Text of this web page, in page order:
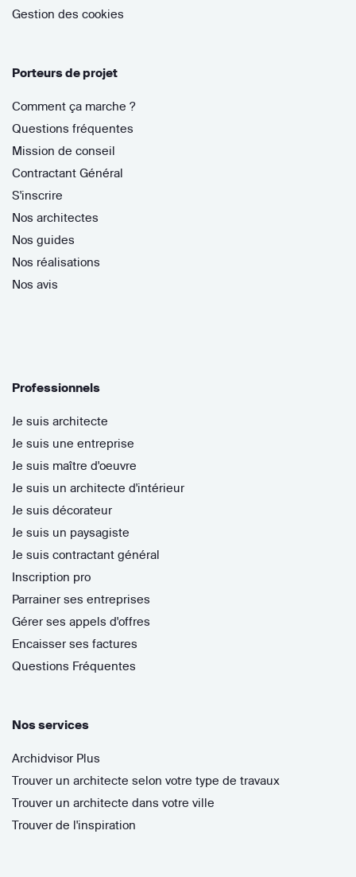
Gestion des cookies
Porteurs de projet
Comment ça marche ?
Questions fréquentes
Mission de conseil
Contractant Général
S'inscrire
Nos architectes
Nos guides
Nos réalisations
Nos avis
Professionnels
Je suis architecte
Je suis une entreprise
Je suis maître d'oeuvre
Je suis un architecte d'intérieur
Je suis décorateur
Je suis un paysagiste
Je suis contractant général
Inscription pro
Parrainer ses entreprises
Gérer ses appels d'offres
Encaisser ses factures
Questions Fréquentes
Nos services
Archidvisor Plus
Trouver un architecte selon votre type de travaux
Trouver un architecte dans votre ville
Trouver de l'inspiration